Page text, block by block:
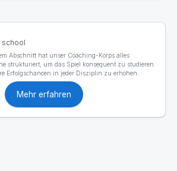
school
Abschnitt hat unser Coaching-Korps alles
strukturiert, um das Spiel konsequent zu studieren
Erfolgschancen in jeder Disziplin zu erhöhen.
Mehr erfahren